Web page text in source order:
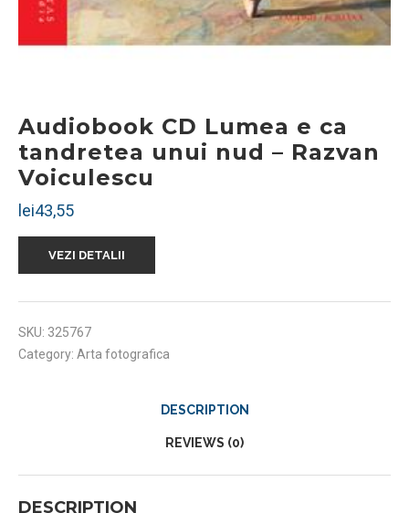
Audiobook CD Lumea e ca
tandretea unui nud – Razvan
Voiculescu
lei43,55
VEZI DETALII
SKU: 325767
Category: Arta fotografica
DESCRIPTION
REVIEWS (0)
DESCRIPTION